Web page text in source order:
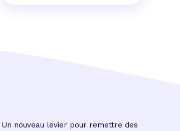
Un nouveau levier pour remettre des